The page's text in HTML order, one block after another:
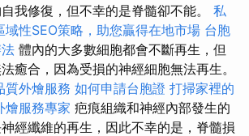
我修復，但不幸的是脊髓卻不能。 私
域性SEO策略，助您贏得在地市場 台胞
體內的大多數細胞都會不斷再生，但
癒合，因為受損的神經細胞無法再生。
質外燴服務 如何申請台胞證 打掃家裡的
燴服務專家 疤痕組織和神經內部發生的
經纖維的再生，因此不幸的是，脊髓損